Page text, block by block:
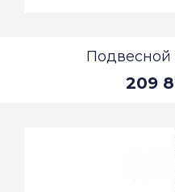
Подвесной
209